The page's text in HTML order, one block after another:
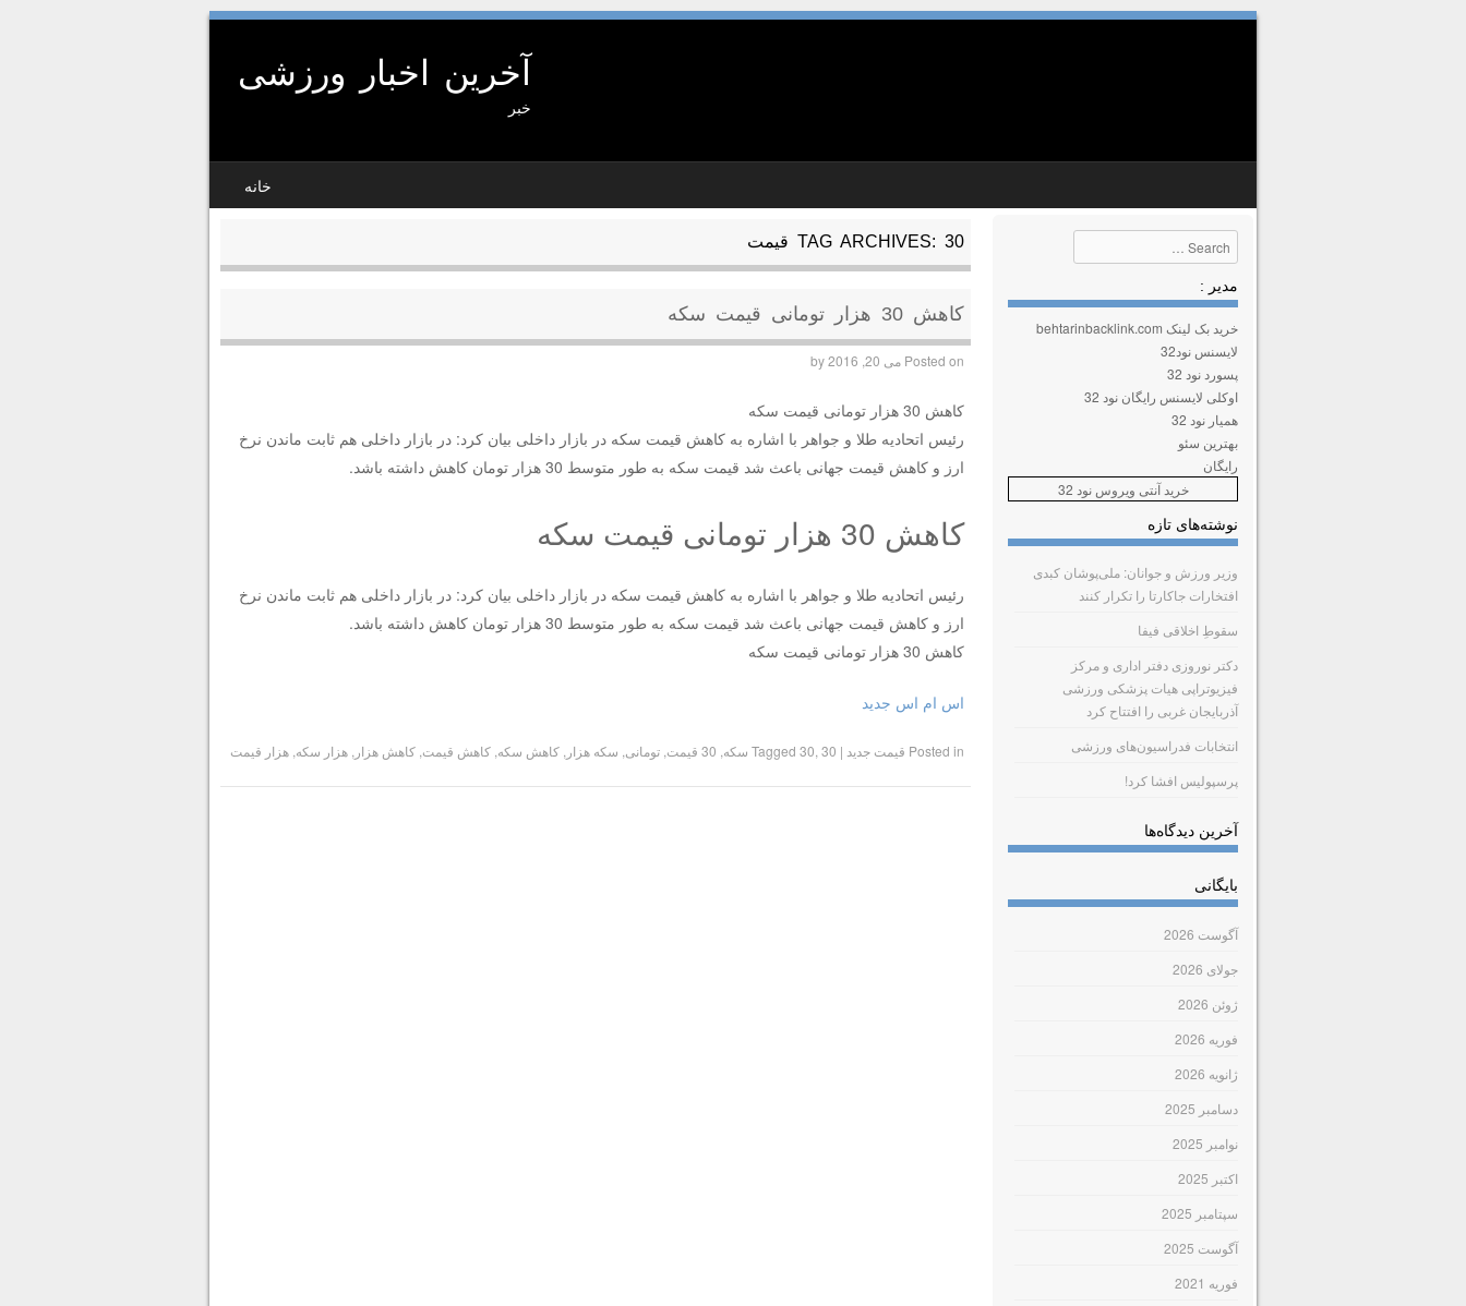
آخرین اخبار ورزشی
خبر
MENU
خانه
TAG ARCHIVES: 30 قیمت
کاهش 30 هزار تومانی قیمت سکه
Posted on می 20, 2016 by
کاهش 30 هزار تومانی قیمت سکه
رئیس اتحادیه طلا و جواهر با اشاره به کاهش قیمت سکه در بازار داخلی بیان کرد: در بازار داخلی هم ثابت ماندن نرخ
ارز و کاهش قیمت جهانی باعث شد قیمت سکه به طور متوسط 30 هزار تومان کاهش داشته باشد.
کاهش 30 هزار تومانی قیمت سکه
رئیس اتحادیه طلا و جواهر با اشاره به کاهش قیمت سکه در بازار داخلی بیان کرد: در بازار داخلی هم ثابت ماندن نرخ
ارز و کاهش قیمت جهانی باعث شد قیمت سکه به طور متوسط 30 هزار تومان کاهش داشته باشد.
کاهش 30 هزار تومانی قیمت سکه
اس ام اس جدید
Posted in قیمت جدید |
Tagged 30 30 سکه 30 قیمت ,تومانی سکه هزار ,کاهش سکه ,کاهش قیمت ,کاهش هزار ,هزار سکه ,هزار قیمت
Search
مدیر :
خرید بک لینک behtarinbacklink.com
لایسنس نود32
پسورد نود 32
اوکلی لایسنس رایگان نود 32
همیار نود 32
بهترین سئو
رایگان
خرید آنتی ویروس نود 32
نوشته‌های تازه
وزیر ورزش و جوانان: ملی‌پوشان کبدی
افتخارات جاکارتا را تکرار کنند
سقوطِ اخلاقی فیفا
دکتر نوروزی دفتر اداری و مرکز
فیزیوتراپی هیات پزشکی ورزشی
آذربایجان غربی را افتتاح کرد
انتخابات فدراسیون‌های ورزشی
پرسپولیس افشا کرد!
آخرین دیدگاه‌ها
بایگانی
آگوست 2026
جولای 2026
ژوئن 2026
فوریه 2026
ژانویه 2026
دسامبر 2025
نوامبر 2025
اکتبر 2025
سپتامبر 2025
آگوست 2025
فوریه 2021